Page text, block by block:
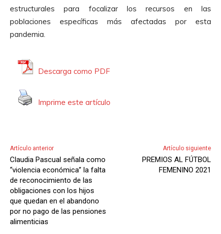
estructurales para focalizar los recursos en las
poblaciones específicas más afectadas por esta
pandemia.
Descarga como PDF
Imprime este artículo
Artículo anterior
Claudia Pascual señala como
“violencia económica” la falta
de reconocimiento de las
obligaciones con los hijos
que quedan en el abandono
por no pago de las pensiones
alimenticias
Artículo siguiente
PREMIOS AL FÚTBOL
FEMENINO 2021